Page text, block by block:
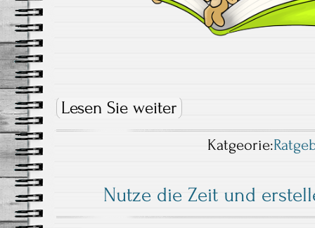
Lesen Sie weiter
Katgeorie:
Nutze die Zeit und